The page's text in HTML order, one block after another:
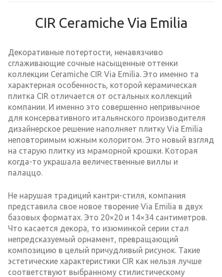
CIR Ceramiche Via Emilia
Декоративные потертости, ненавязчиво
сглаживающие сочные насыщенные оттенки
коллекции Ceramiche CIR Via Emilia. Это именно та
характерная особенность, которой керамическая
плитка CIR отличается от остальных коллекций
компании. И именно это совершенно непривычное
для консервативного итальянского производителя
дизайнерское решение наполняет плитку Via Emilia
неповторимым южным колоритом. Это новый взгляд
на старую плитку из мраморной крошки. Которая
когда-то украшала величественные виллы и
палаццо.
Не нарушая традиций кантри-стиля, компания
представила свое новое творение Via Emilia в двух
базовых форматах. Это 20×20 и 14×34 сантиметров.
Что касается декора, то изюминкой серии стал
непредсказуемый орнамент, превращающий
композицию в целый причудливый рисунок. Такие
эстетические характеристики CIR как нельзя лучше
соответствуют выбранному стилистическому